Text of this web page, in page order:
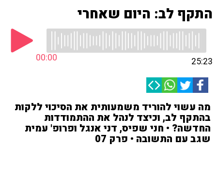
התקף לב: היום שאחרי
00:00 25:23
מה עשוי להוריד משמעותית את הסיכוי ללקות
בהתקף לב, וכיצד לנהל את ההתמודדות
החדשה? • חני שפיס, דני אנגל ופרופ' עמית
שגב עם התשובה • פרק 07